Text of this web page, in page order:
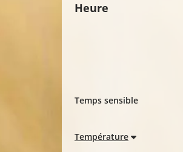
Heure
Temps sensible
Température